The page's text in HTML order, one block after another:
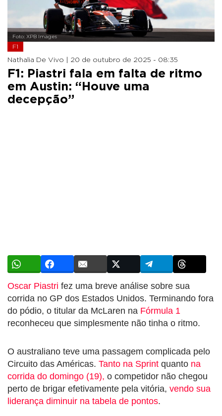
Foto: XPB Images
F1
Nathalia De Vivo | 20 de outubro de 2025 - 08:35
F1: Piastri fala em falta de ritmo
em Austin: “Houve uma
decepção”
Oscar Piastri fez uma breve análise sobre sua
corrida no GP dos Estados Unidos. Terminando fora
do pódio, o titular da McLaren na Fórmula 1
reconheceu que simplesmente não tinha o ritmo.
O australiano teve uma passagem complicada pelo
Circuito das Américas. Tanto na Sprint quanto na
corrida do domingo (19), o competidor não chegou
perto de brigar efetivamente pela vitória, vendo sua
liderança diminuir na tabela de pontos.